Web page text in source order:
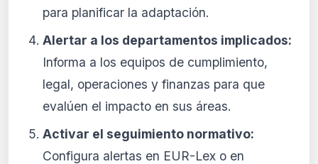
para planificar la adaptación.
Alertar a los departamentos implicados:
Informa a los equipos de cumplimiento,
legal, operaciones y finanzas para que
evalúen el impacto en sus áreas.
Activar el seguimiento normativo:
Configura alertas en EUR-Lex o en